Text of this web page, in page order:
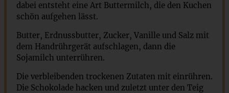
dabei entsteht eine Art Buttermilch, die den Kuchen
schön aufgehen lässt.
Butter, Erdnussbutter, Zucker, Vanille und Salz mit
dem Handrührgerät aufschlagen, dann die
Sojamilch unterrühren.
Die verbleibenden trockenen Zutaten mit einrühren.
Die Schokolade hacken und zuletzt unter den Teig